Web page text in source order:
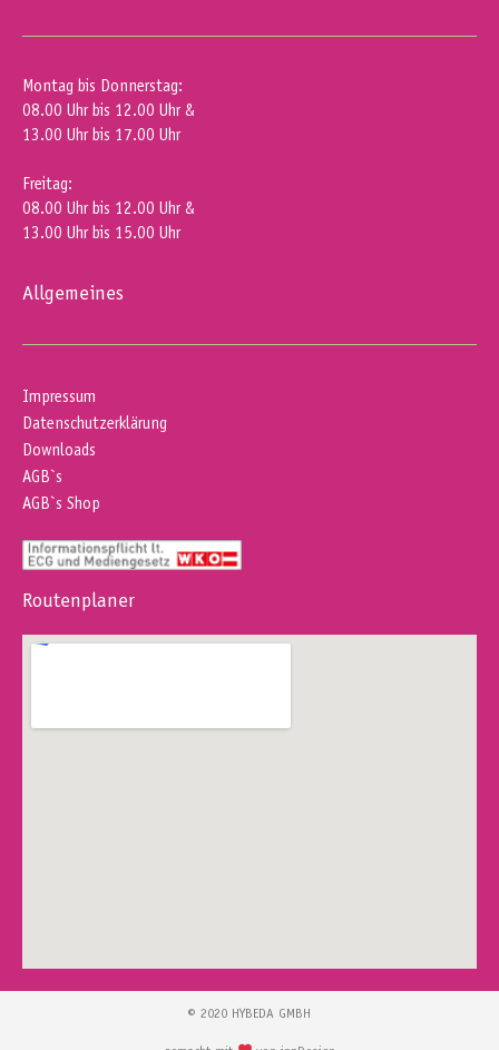
Montag bis Donnerstag:
08.00 Uhr bis 12.00 Uhr &
13.00 Uhr bis 17.00 Uhr
Freitag:
08.00 Uhr bis 12.00 Uhr &
13.00 Uhr bis 15.00 Uhr
Allgemeines
Impressum
Datenschutzerklärung
Downloads
AGB`s
AGB`s Shop
Routenplaner
© 2020 HYBEDA GMBH